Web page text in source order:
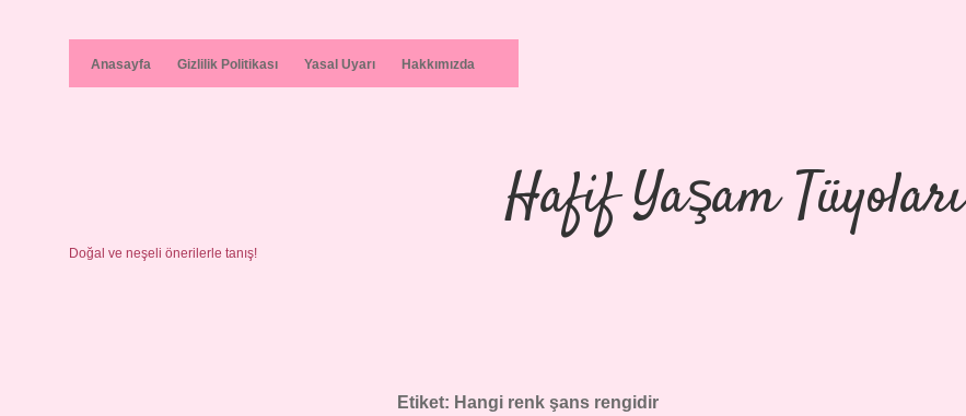
Anasayfa Gizlilik Politikası Yasal Uyarı Hakkımızda
Hafif Yaşam Tüyoları
Doğal ve neşeli önerilerle tanış!
Etiket: Hangi renk şans rengidir